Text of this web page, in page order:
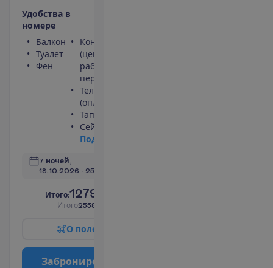
Удобства в
номере
Балкон
Туалет
Фен
Кондиционер
(центральный,
работает
периодически)
Телефон
(оплачивается)
Тапочки
Сейф
Под
7 ночей,
18.10.2026 - 25.10.2026
Итого:1279.00
Итого2558.00
О поле
Заброниро